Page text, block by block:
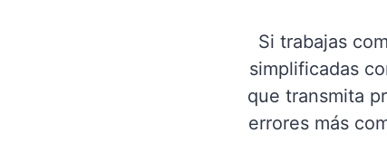
Si trabajas
simplificadas
que transmita
errores más